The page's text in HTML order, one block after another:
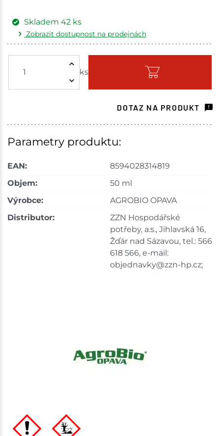
ks
Skladem 42 ks
Zobrazit dostupnost na prodejnách
Skladem - ihned k odeslání
Havlíčkův Brod 5 ks
Skuteč
Skladem na prodejně - doručení do 7 dnů
Velké Meziříčí
Skladem na prodejně - doručení do 7 dnů
8 ks
5 ks
shopu.
DOTAZ NA PRODUKT
Parametry produktu:
EAN:
8594028314819
Objem:
50 ml
Výrobce:
AGROBIO OPAVA
Distributor:
ZZN Hospodářské
potřeby, a.s., Jihlavská 16,
Žďár nad Sázavou, tel.: 566
618 566, e-mail:
objednavky@zzn-hp.cz;